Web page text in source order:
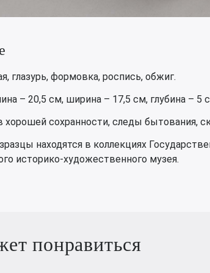
глазурь, формовка, роспись, обжиг.
– 20,5 см, ширина – 17,5 см, глубина – 5
хорошей сохранности, следы бытования,
находятся в коллекциях
историко-художественного музея.
понравиться